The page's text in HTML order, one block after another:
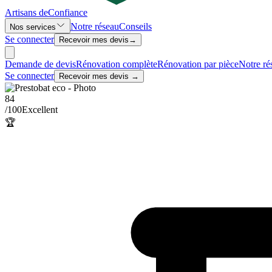
Artisans deConfiance
Nos services Notre réseauConseils
Se connecter
Recevoir mes devis →
Demande de devisRénovation complèteRénovation par pièceNotre
Se connecter
Recevoir mes devis →
84
/100Excellent
🏆